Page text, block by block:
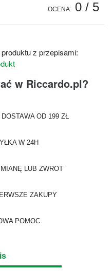
OCENA: 0 / 5
z przepisami:
w Riccardo.pl?
OD 199 ZŁ
W 24H
LUB ZWROT
ZAKUPY
POMOC